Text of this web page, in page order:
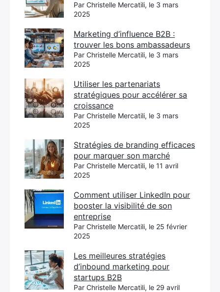
Par Christelle Mercatili, le 3 mars
2025
Marketing d’influence B2B :
trouver les bons ambassadeurs
Par Christelle Mercatili, le 3 mars
2025
Utiliser les partenariats
stratégiques pour accélérer sa
croissance
Par Christelle Mercatili, le 3 mars
2025
Stratégies de branding efficaces
pour marquer son marché
Par Christelle Mercatili, le 11 avril
2025
Comment utiliser LinkedIn pour
booster la visibilité de son
entreprise
Par Christelle Mercatili, le 25 février
2025
Les meilleures stratégies
d’inbound marketing pour
startups B2B
Par Christelle Mercatili, le 29 avril